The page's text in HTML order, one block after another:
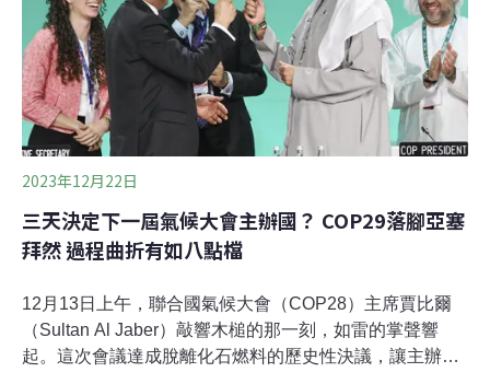
2023年12月22日
三天決定下一屆氣候大會主辦國？ COP29落腳亞塞
拜然 過程曲折有如八點檔
12月13日上午，聯合國氣候大會（COP28）主席賈比爾
（Sultan Al Jaber）敲響木槌的那一刻，如雷的掌聲響
起。這次會議達成脫離化石燃料的歷史性決議，讓主辦國